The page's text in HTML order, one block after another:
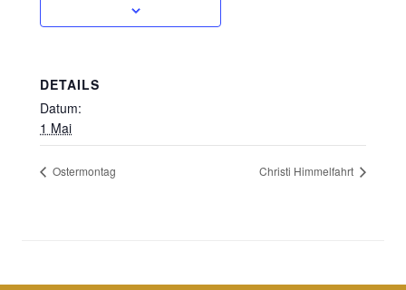
DETAILS
Datum:
1 Mai
Ostermontag Christi Himmelfahrt